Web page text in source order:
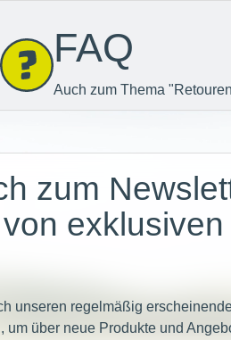
FAQ
Auch zum Thema
zum
unseren regelmäßig
um über neue Produkte und